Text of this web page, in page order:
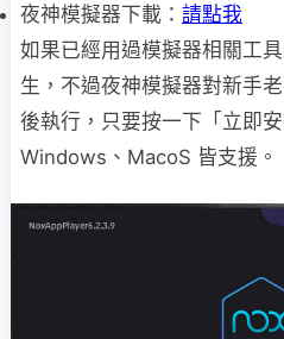
夜神模擬器下載： 請點我
如果已經用過模擬器相關工
生，不過夜神模擬器對新手
後執行，只要按一下「立即
Windows、MacoS 皆支援。